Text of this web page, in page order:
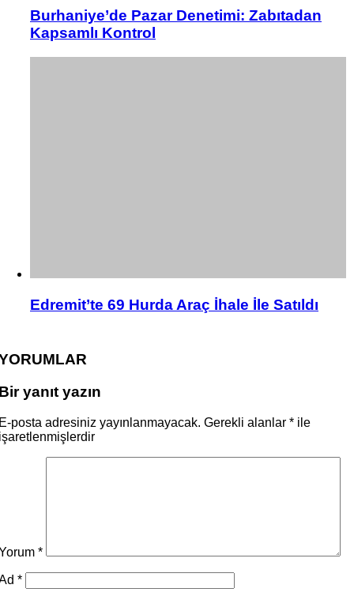
Burhaniye’de Pazar Denetimi: Zabıtadan
Kapsamlı Kontrol
Edremit’te 69 Hurda Araç İhale İle Satıldı
yanıt yazın
posta adresiniz yayınlanmayacak. Gerekli alanlar * ile
*
*